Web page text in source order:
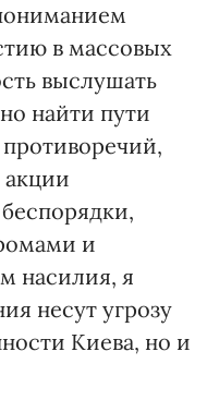
в массовых
выслушать
найти пути
акции
и
насилия, я
несут угрозу
Киева, но и